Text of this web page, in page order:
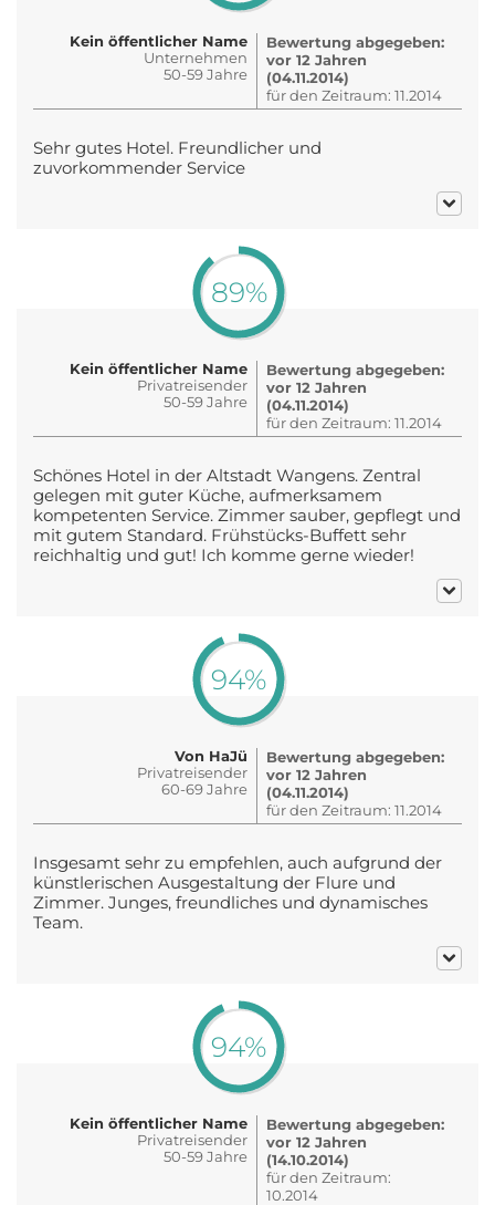
Kein öffentlicher Name
Unternehmen
50-59 Jahre
Bewertung abgegeben:
vor 12 Jahren
(04.11.2014)
für den Zeitraum: 11.2014
Sehr gutes Hotel. Freundlicher und
zuvorkommender Service
89%
Kein öffentlicher Name
Privatreisender
50-59 Jahre
Bewertung abgegeben:
vor 12 Jahren
(04.11.2014)
für den Zeitraum: 11.2014
Schönes Hotel in der Altstadt Wangens. Zentral
gelegen mit guter Küche, aufmerksamem
kompetenten Service. Zimmer sauber, gepflegt und
mit gutem Standard. Frühstücks-Buffett sehr
reichhaltig und gut! Ich komme gerne wieder!
94%
Von HaJü
Privatreisender
60-69 Jahre
Bewertung abgegeben:
vor 12 Jahren
(04.11.2014)
für den Zeitraum: 11.2014
Insgesamt sehr zu empfehlen, auch aufgrund der
künstlerischen Ausgestaltung der Flure und
Zimmer. Junges, freundliches und dynamisches
Team.
94%
Kein öffentlicher Name
Privatreisender
50-59 Jahre
Bewertung abgegeben:
vor 12 Jahren
(14.10.2014)
für den Zeitraum:
10.2014